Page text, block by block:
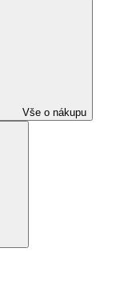
Vše o nákupu